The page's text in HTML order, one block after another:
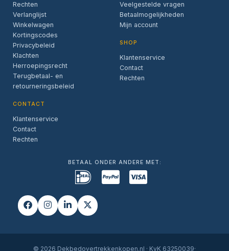
Rechten
Verlanglijst
Winkelwagen
Kortingscodes
Privacybeleid
Klachten
Herroepingsrecht
Terugbetaal- en
retourneringsbeleid
CONTACT
Klantenservice
Contact
Rechten
Veelgestelde vragen
Betaalmogelijkheden
Mijn account
SHOP
Klantenservice
Contact
Rechten
BETAAL ONDER ANDERE MET:
© 2026 Dekbedovertrekkenkopen.nl · KvK 63250039·